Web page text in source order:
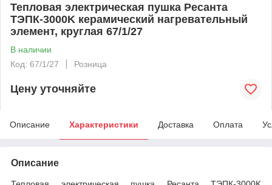
Тепловая электрическая пушка Ресанта
ТЭПК-3000K керамический нагревательный
элемент, круглая 67/1/27
В наличии
Код: 67/1/27
Розница
Цену уточняйте
Описание Характеристики Доставка Оплата
Описание